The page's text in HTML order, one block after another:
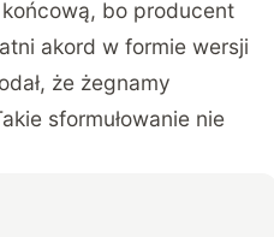
bo producent
akord w formie wersji
że żegnamy
sformułowanie nie